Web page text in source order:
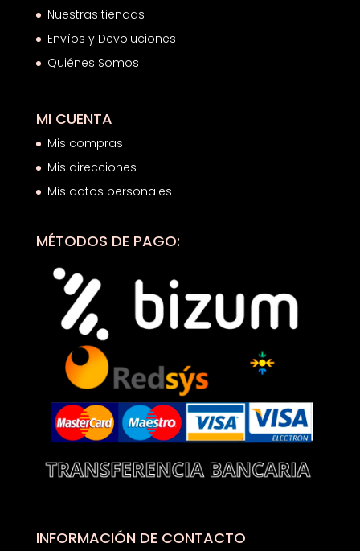
Nuestras tiendas
Envíos y Devoluciones
Quiénes Somos
MI CUENTA
Mis compras
Mis direcciones
Mis datos personales
MÉTODOS DE PAGO:
INFORMACIÓN DE CONTACTO